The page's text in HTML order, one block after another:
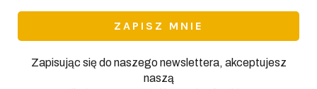
Zapisując się do naszego newslettera, akceptujesz
naszą